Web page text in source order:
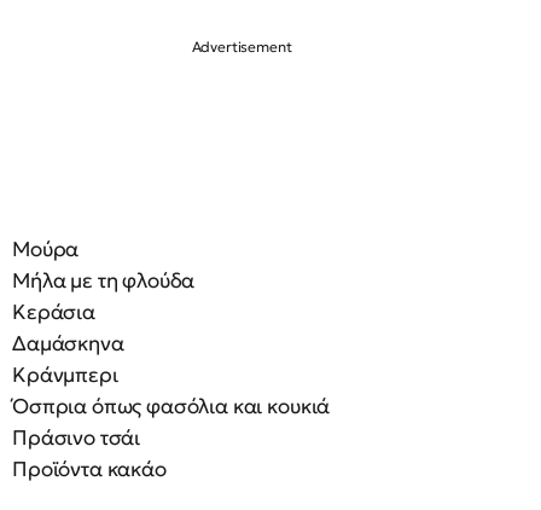
Μούρα
Μήλα με τη φλούδα
Κεράσια
Δαμάσκηνα
Κράνμπερι
Όσπρια όπως φασόλια και κουκιά
Πράσινο τσάι
Προϊόντα κακάο